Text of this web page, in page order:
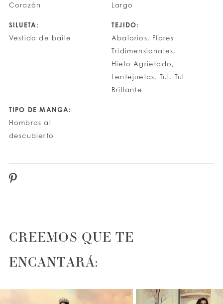
Corazón
Largo
SILUETA:
Vestido de baile
TEJIDO:
Abalorios, Flores
Tridimensionales,
Hielo Agrietado,
Lentejuelas, Tul, Tul
Brillante
TIPO DE MANGA:
Hombros al
descubierto
CREEMOS QUE TE
ENCANTARÁ: